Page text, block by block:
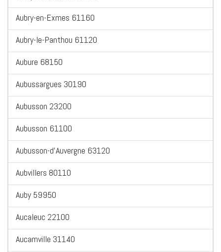
Aubry-en-Exmes 61160
Aubry-le-Panthou 61120
Aubure 68150
Aubussargues 30190
Aubusson 23200
Aubusson 61100
Aubusson-d'Auvergne 63120
Aubvillers 80110
Auby 59950
Aucaleuc 22100
Aucamville 31140